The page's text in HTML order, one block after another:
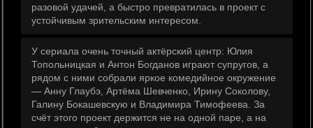
разовой удачей, а быстро превратилась в проект с
устойчивым зрительским интересом.
У сериала очень точный актёрский центр: Юлия
Топольницкая и Антон Богданов играют супругов, а
рядом с ними собрали яркое комедийное окружение
— Анну Глаубэ, Артёма Шевченко, Ирину Соколову,
Галину Бокашевскую и Владимира Тимофеева. За
счёт этого проект держится не на одной паре, а на